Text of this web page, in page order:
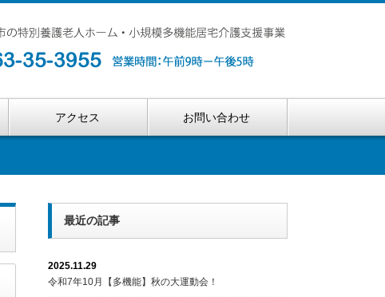
アクセス お問い合わせ
最近の記事
2025.11.29
令和7年10月【多機能】秋の大運動会！